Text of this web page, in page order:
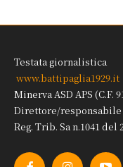
Testata giornalistica
www.battipaglia1929.it
Minerva ASD APS (C.F.
Direttore/responsabile
Reg. Trib. Sa n.1041 del